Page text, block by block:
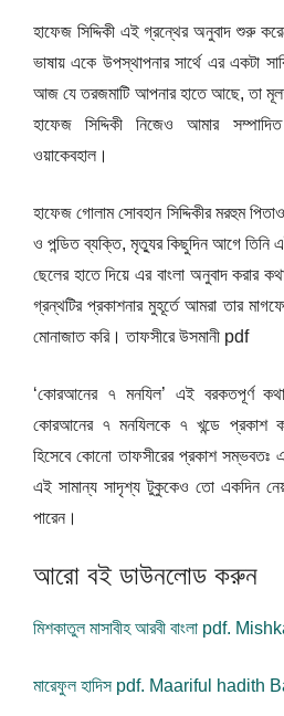
হাফেজ সিদ্দিকী এই গ্রন্থের অনুবাদ শুরু
ভাষায় একে উপস্থাপনার সার্থে এর একটা
আজ যে তরজমাটি আপনার হাতে আছে, তা
হাফেজ সিদ্দিকী নিজেও আমার
ওয়াকেবহাল।
হাফেজ গোলাম সোবহান সিদ্দিকীর মরহুম
ও পন্ডিত ব্যক্তি, মৃত্যুর কিছুদিন আগে তিনি
ছেলের হাতে দিয়ে এর বাংলা অনুবাদ করার
গ্রন্থটির প্রকাশনার মুহূর্তে আমরা তার
মোনাজাত করি। তাফসীরে উসমানী pdf
‘কোরআনের ৭ মনযিল’ এই বরকতপূর্ণ
কোরআনের ৭ মনযিলকে ৭ খন্ডে প্রকাশ
হিসেবে কোনো তাফসীরের প্রকাশ
এই সামান্য সাদৃশ্য টুকুকেও তো একদিন
পারেন।
আরো বই ডাউনলোড করুন
মিশকাতুল মাসাবীহ আরবী বাংলা pdf.
মারেফুল হাদিস pdf. Maariful hadith